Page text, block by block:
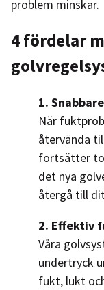
problem minskar.
4 fördelar
1.
När
återvända
fortsätter
det nya
återgå till
2. Effektiv
Våra
undertryck
fukt, lukt